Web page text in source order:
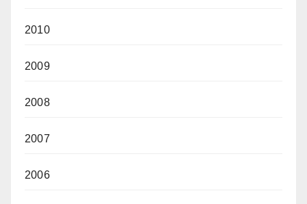
2010
2009
2008
2007
2006